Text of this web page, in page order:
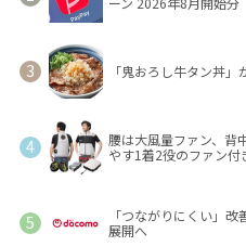
「鬼おろし牛タン丼
腰は大風量ファン、背
やす1着2役のファン
「つながりにくい」
展開へ